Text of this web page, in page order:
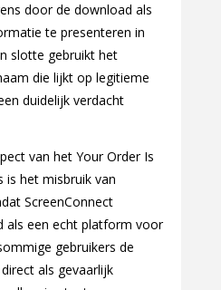
door de download als
te presenteren in
slotte gebruikt het
die lijkt op legitieme
duidelijk verdacht
van het Your Order Is
is het misbruik van
ScreenConnect
als een echt platform voor
gebruikers de
als gevaarlijk